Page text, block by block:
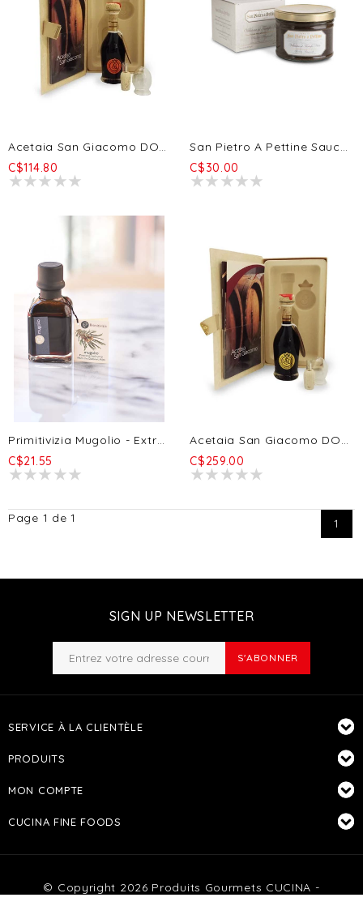
Acetaia San Giacomo DOP Aragosta - 12a 100ml
C$114.80
San Pietro A Pettine Sauce À La Truffe Noire D'Hiver Pregiato ''Vellutata'' 10% - 90g
C$30.00
Primitivizia Mugolio - Extrait De Pinus Montana Meunier 100ml
C$21.55
Acetaia San Giacomo DOP Oro - 25 Ans 100ml
C$259.00
Page 1 de 1 1
SIGN UP NEWSLETTER
S'ABONNER
SERVICE À LA CLIENTÈLE
PRODUITS
MON COMPTE
CUCINA FINE FOODS
© Copyright 2026 Produits Gourmets CUCINA -